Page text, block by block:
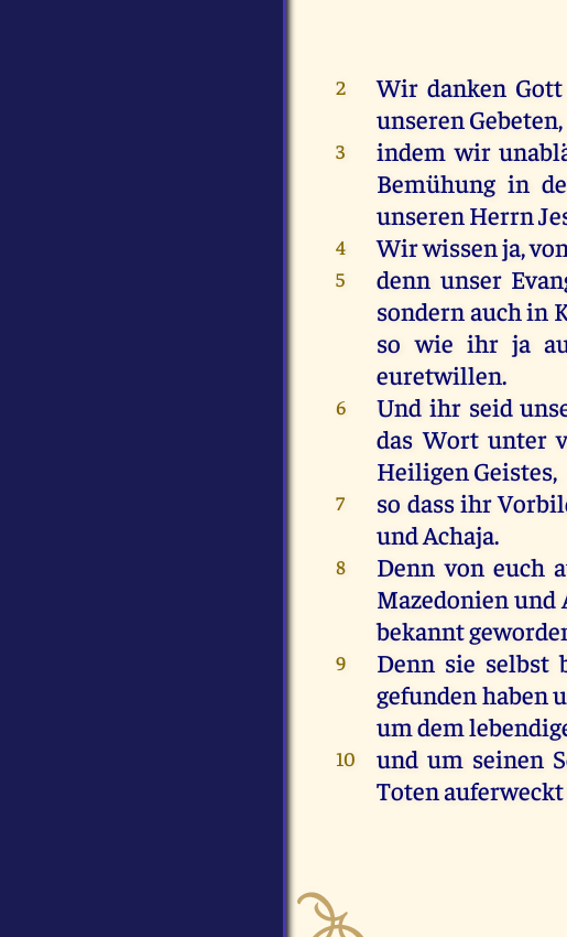
2 Wir danken Gott
unseren Gebeten,
3 indem wir
Bemühungin
unseren Herrn
4 Wirwissenja,von
5 denn unser
sondern auchin
so wie ihr ja
euretwillen.
6 Und ihr seid
das Wort unter
Heiligen Geistes,
7 so dassihr
und Achaja.
8 Denn von euch
Mazedonien und
bekannt
9 Denn sie selbst
gefunden haben
um dem
10 und um seinen
Totenauferweckt